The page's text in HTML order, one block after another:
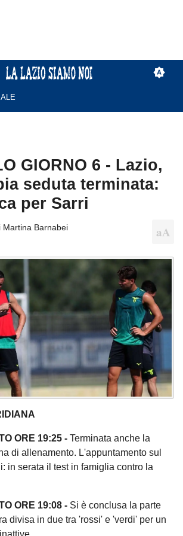
GIORNO 6 - Lazio,
seduta terminata:
per Sarri
Martina Barnabei
ORE 19:25 - Terminata anche la
di allenamento. L'appuntamento sul
in serata il test in famiglia contro la
ORE 19:08 - Si è conclusa la parte
divisa in due tra 'rossi' e 'verdi' per un